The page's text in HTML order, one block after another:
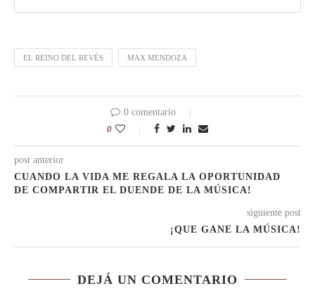
EL REINO DEL REVÉS MAX MENDOZA
0 comentario
0
post anterior
CUANDO LA VIDA ME REGALA LA OPORTUNIDAD
DE COMPARTIR EL DUENDE DE LA MÚSICA!
siguiente post
¡QUE GANE LA MÚSICA!
DEJÁ UN COMENTARIO